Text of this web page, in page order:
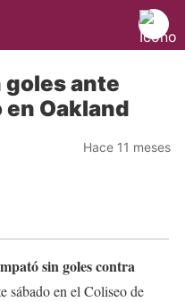
goles ante
Oakland
Hace 11 meses
sin goles contra
sábado en el Coliseo de